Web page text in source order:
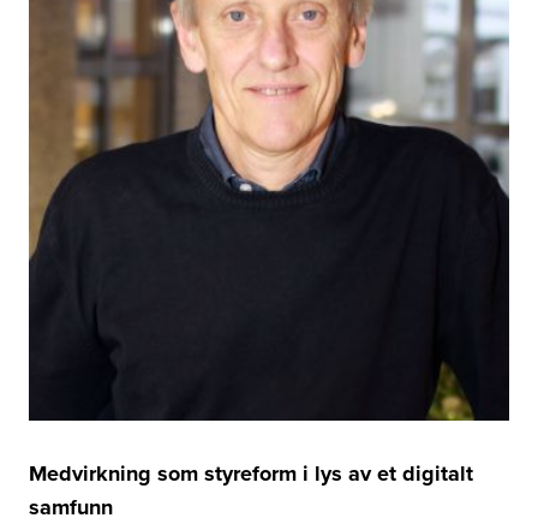
Medvirkning som styreform i lys av et digitalt
samfunn